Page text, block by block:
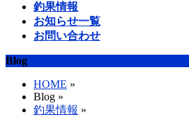
釣果情報
お知らせ一覧
お問い合わせ
Blog
HOME »
Blog »
釣果情報 »